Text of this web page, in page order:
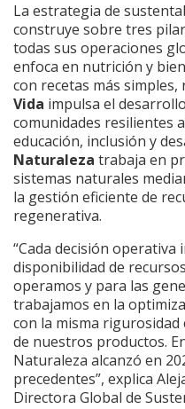
La estrategia de
construye sobre tres
todas sus operaciones
enfoca en nutrición y
con recetas más simples,
Vida impulsa el
comunidades resilientes
educación, inclusión y
Naturaleza trabaja en
sistemas naturales
la gestión eficiente de
regenerativa.
“Cada decisión
disponibilidad de
operamos y para las
trabajamos en la
con la misma rigurosidad
de nuestros productos.
Naturaleza alcanzó en
precedentes”, explica
Directora Global de